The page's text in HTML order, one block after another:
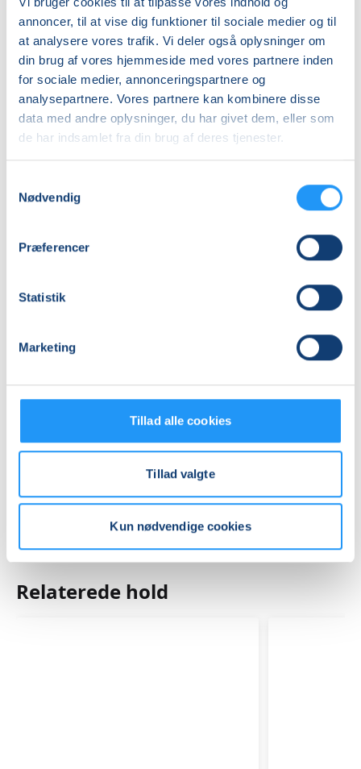
annoncer, til at vise dig funktioner til sociale medier og til
at analysere vores trafik. Vi deler også oplysninger om
din brug af vores hjemmeside med vores partnere inden
for sociale medier, annonceringspartnere og
analysepartnere. Vores partnere kan kombinere disse
data med andre oplysninger, du har givet dem, eller som
de har indsamlet fra din brug af deres tjenester.
Nødvendig
Præferencer
Statistik
Marketing
Tillad alle cookies
Tillad valgte
Kun nødvendige cookies
DKK 805,00
Info
Nummer
262035
Første mødegang
mandag 07.09.2026, kl. 10.00 - 11.30
mandag 26.10.2026, kl. 10.00 - 11.30
Nordkystens Balletskole, Peter Fjelstrups Vej 4 A,
Se på kort
Relaterede hold